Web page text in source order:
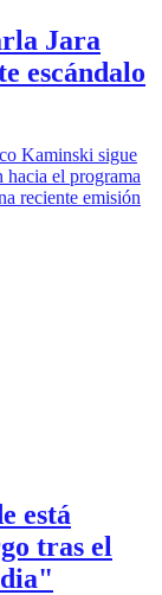
Jara
escándalo
Kaminski sigue
hacia el programa
reciente emisión
está
tras el